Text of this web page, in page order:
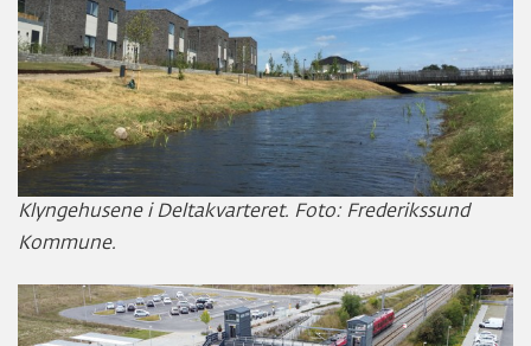
Klyngehusene i Deltakvarteret. Foto: Frederikssund
Kommune.